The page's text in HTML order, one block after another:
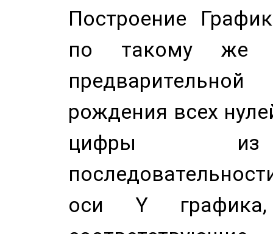
Построение
по такому же
рождения всех
цифры из
оси Y